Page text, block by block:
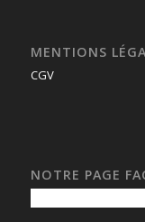
MENTIONS
CGV
NOTRE PAGE